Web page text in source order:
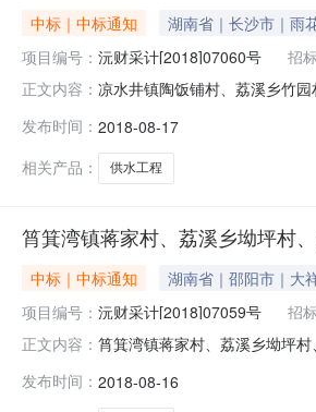
中标｜中标通知 湖南省｜长沙市｜雨
项目编号： 沅财采计[2018]07060号 招
正文内容： 凉水井镇陶饭铺村、荔溪乡竹
饭铺村、荔溪乡竹园村供水工
发布时间： 2018-08-17
相关产品：
供水工程
筲箕湾镇蒋家村、荔溪乡坳坪村
中标｜中标通知 湖南省｜邵阳市｜大
项目编号： 沅财采计[2018]07059号 招
正文内容： 筲箕湾镇蒋家村、荔溪乡坳坪
称采购：筲箕湾镇蒋家村、荔
发布时间： 2018-08-16